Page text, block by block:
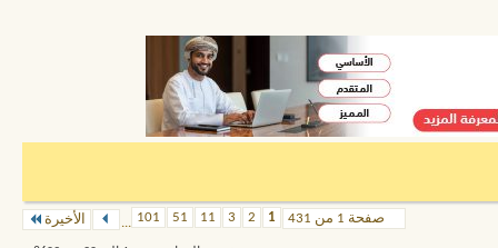
صفحة 1 من 431 1
2
3
11
51
101
... الأخيرة